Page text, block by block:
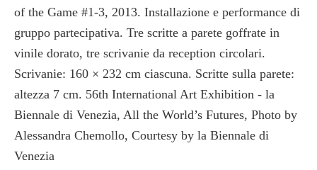
of the Game #1-3, 2013. Installazione e performance di
gruppo partecipativa. Tre scritte a parete goffrate in
vinile dorato, tre scrivanie da reception circolari.
Scrivanie: 160 × 232 cm ciascuna. Scritte sulla parete:
altezza 7 cm. 56th International Art Exhibition - la
Biennale di Venezia, All the World’s Futures, Photo by
Alessandra Chemollo, Courtesy by la Biennale di
Venezia